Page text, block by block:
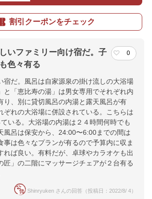
割引クーポンをチェック
いファミリー向け宿だ。子
色々有る
0
宿だ。風呂は自家源泉の掛け流しの大浴場
と「恵比寿の湯」は男女専用でそれぞれ内
り、別に貸切風呂の内湯と露天風呂が有
ぞれの大浴場に併設されている。こちらは
いる。大浴場の内湯は２４時間何時でも
風呂は保安から、24:00〜6:00までの間は
事は色々なプランが有るので予算内に収ま
れば良い。有料だが、卓球やカラオケも出
匠」の二階にマッサージチェアが２台有る
Shinryuken さんの回答（投稿日：2022/8/ 4）